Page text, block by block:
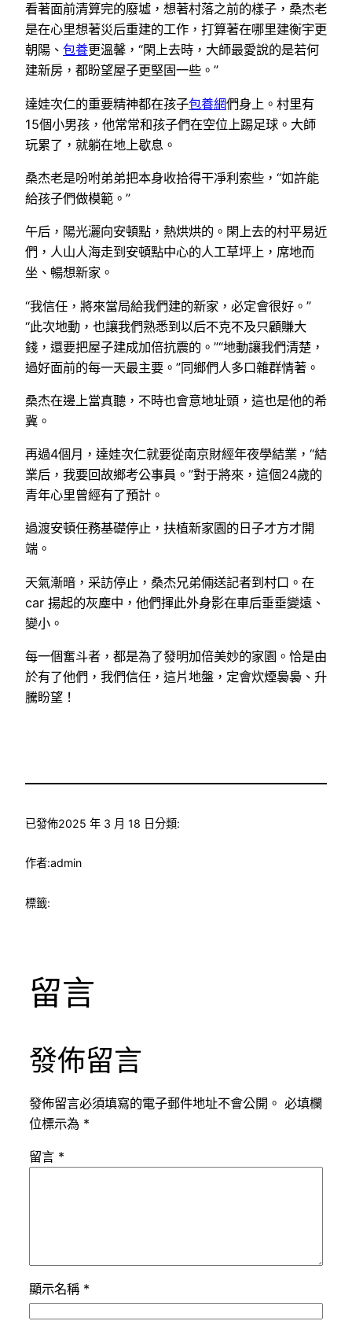
看著面前清算完的廢墟，想著村落之前的樣子，桑杰老
是在心里想著災后重建的工作，打算著在哪里建衡宇更
朝陽、 包養更溫馨，“閑上去時，大師最愛說的是若何
建新房，都盼望屋子更堅固一些。”
達娃次仁的重要精神都在孩子包養網們身上。村里有
15個小男孩，他常常和孩子們在空位上踢足球。大師
玩累了，就躺在地上歇息。
桑杰老是吩咐弟弟把本身收拾得干凈利索些，“如許能
給孩子們做模範。”
午后，陽光灑向安頓點，熱烘烘的。閑上去的村平易近
們，人山人海走到安頓點中心的人工草坪上，席地而
坐、暢想新家。
“我信任，將來當局給我們建的新家，必定會很好。”
“此次地動，也讓我們熟悉到以后不克不及只顧賺大
錢，還要把屋子建成加倍抗震的。”“地動讓我們清楚，
過好面前的每一天最主要。”同鄉們人多口雜群情著。
桑杰在邊上當真聽，不時也會意地址頭，這也是他的希
冀。
再過4個月，達娃次仁就要從南京財經年夜學結業，“結
業后，我要回故鄉考公事員。”對于將來，這個24歲的
青年心里曾經有了預計。
過渡安頓任務基礎停止，扶植新家園的日子才方才開
端。
天氣漸暗，采訪停止，桑杰兄弟倆送記者到村口。在
car 揚起的灰塵中，他們揮此外身影在車后垂垂變遠、
變小。
每一個奮斗者，都是為了發明加倍美妙的家園。恰是由
於有了他們，我們信任，這片地盤，定會炊煙裊裊、升
騰盼望！
已發佈2025 年 3 月 18 日分類:
作者:admin
標籤:
留言
發佈留言
發佈留言必須填寫的電子郵件地址不會公開。 必填欄
位標示為 *
留言 *
顯示名稱 *